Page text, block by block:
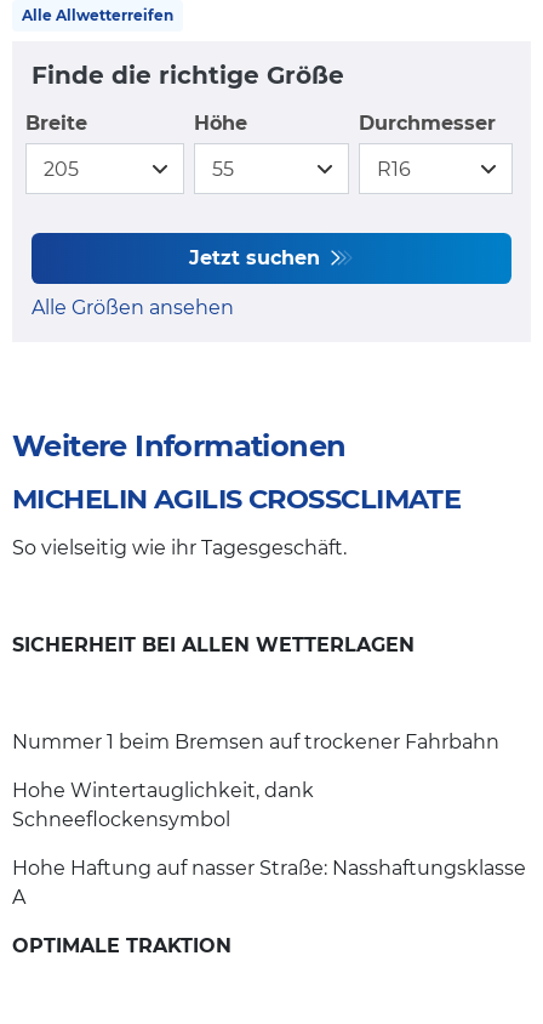
Alle Allwetterreifen
Finde die richtige Größe
Breite Höhe Durchmesser
Jetzt suchen
Alle Größen ansehen
Weitere Informationen
MICHELIN AGILIS CROSSCLIMATE
So vielseitig wie ihr Tagesgeschäft.
SICHERHEIT BEI ALLEN WETTERLAGEN
Nummer 1 beim Bremsen auf trockener Fahrbahn
Hohe Wintertauglichkeit, dank
Schneeflockensymbol
Hohe Haftung auf nasser Straße: Nasshaftungsklasse
A
OPTIMALE TRAKTION